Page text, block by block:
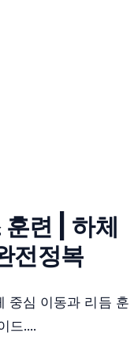
련 | 하체
전정복
중심 이동과 리듬 훈
드....